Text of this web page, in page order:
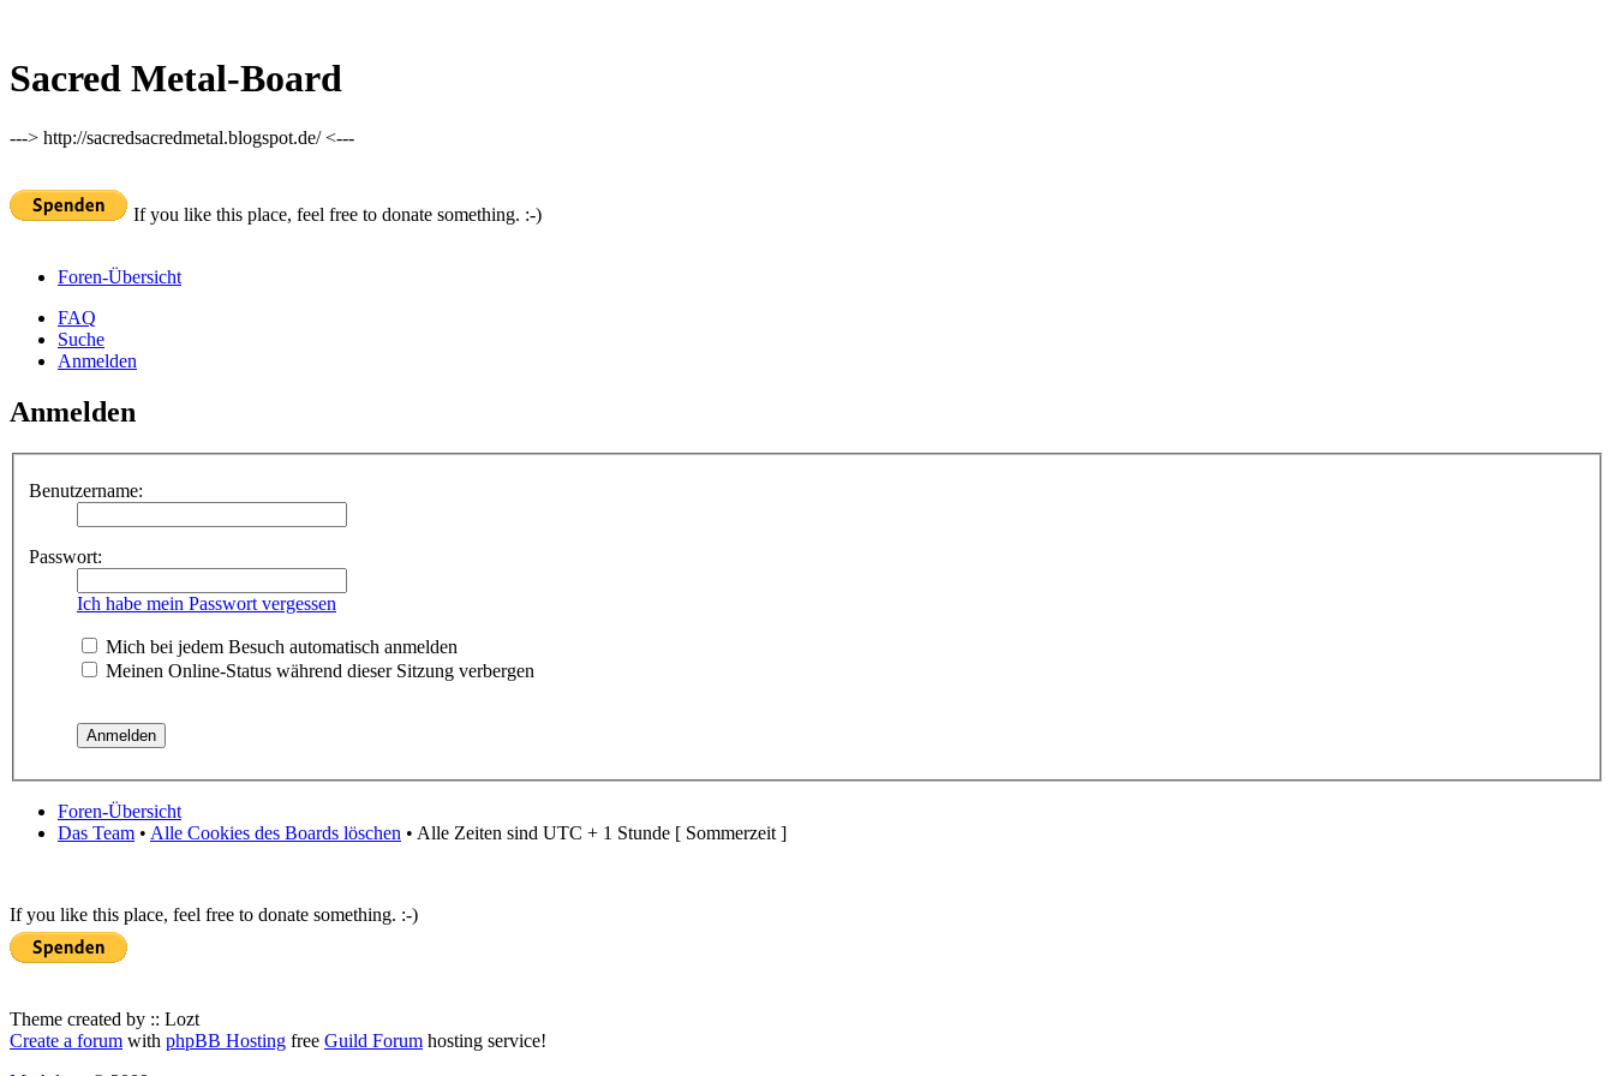
Sacred Metal-Board
---> http://sacredsacredmetal.blogspot.de/ <---
If you like this place, feel free to donate something. :-)
Foren-Übersicht
FAQ
Suche
Anmelden
Anmelden
Benutzername:
Passwort:
Ich habe mein Passwort vergessen
Mich bei jedem Besuch automatisch anmelden
Meinen Online-Status während dieser Sitzung verbergen
Foren-Übersicht
Das Team • Alle Cookies des Boards löschen • Alle Zeiten sind UTC + 1 Stunde [ Sommerzeit ]
If you like this place, feel free to donate something. :-)
Theme created by :: Lozt
Create a forum with phpBB Hosting free Guild Forum hosting service!